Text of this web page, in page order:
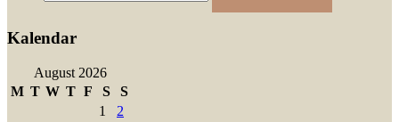
Kalendar
August 2026
M T W T F S
S
1
2